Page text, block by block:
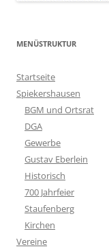
MENÜSTRUKTUR
Startseite
Spiekershausen
BGM und Ortsrat
DGA
Gewerbe
Gustav Eberlein
Historisch
700 Jahrfeier
Staufenberg
Kirchen
Vereine